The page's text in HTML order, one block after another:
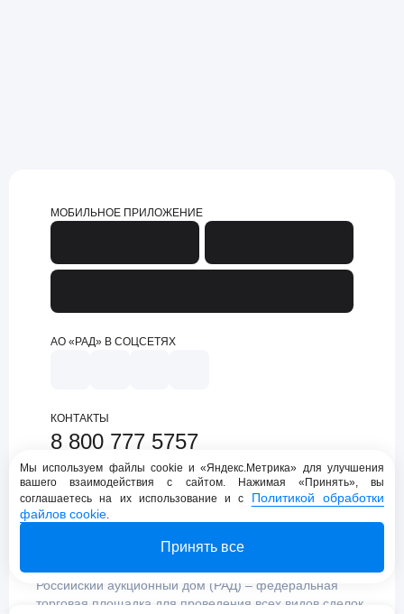
МОБИЛЬНОЕ ПРИЛОЖЕНИЕ
АО «РАД» В СОЦСЕТЯХ
КОНТАКТЫ
8 800 777 5757
support@lot-online.ru
Техническая поддержка
Российский аукционный дом (РАД) – федеральная
торговая площадка для проведения всех видов сделок
Мы используем файлы cookie и «Яндекс.Метрика» для улучшения
вашего взаимодействия с сайтом. Нажимая «Принять», вы
соглашаетесь на их использование и с Политикой обработки
файлов cookie.
Принять все